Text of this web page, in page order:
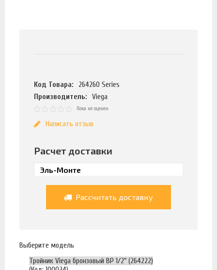
Код Товара:
264260 Series
Производитель:
Viega
Пока не оценен
Написать отзыв
Расчет доставки
Рассчитать доставку
Выберите модель
Тройник Viega бронзовый ВР 1/2" (264222)